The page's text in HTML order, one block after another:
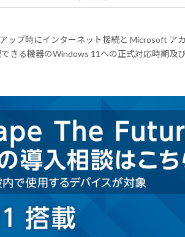
ップ時にインターネット接続と Microsoft アカ
きる機器のWindows 11への正式対応時期及